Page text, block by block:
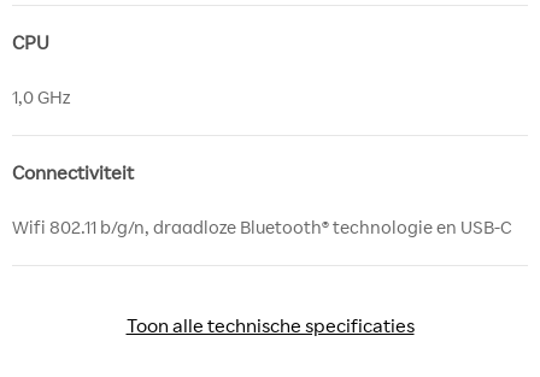
CPU
1,0 GHz
Connectiviteit
Wifi 802.11 b/g/n, draadloze Bluetooth® technologie en USB-C
Toon alle technische specificaties
Toon alle technische specificaties